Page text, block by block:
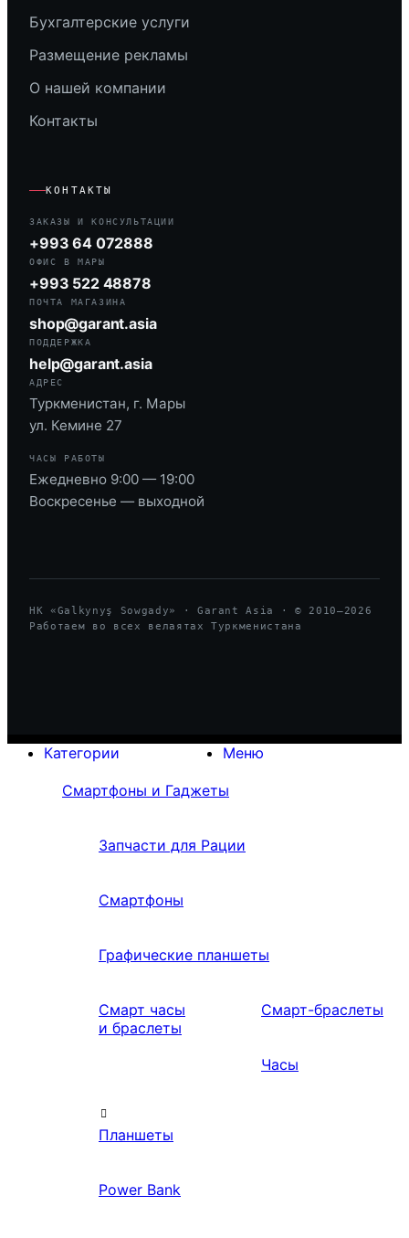
Бухгалтерские услуги
Размещение рекламы
О нашей компании
Контакты
КОНТАКТЫ
ЗАКАЗЫ И КОНСУЛЬТАЦИИ
+993 64 072888
ОФИС В МАРЫ
+993 522 48878
ПОЧТА МАГАЗИНА
shop@garant.asia
ПОДДЕРЖКА
help@garant.asia
АДРЕС
Туркменистан, г. Мары
ул. Кемине 27
ЧАСЫ РАБОТЫ
Ежедневно 9:00 — 19:00
Воскресенье — выходной
HK «Galkynyş Sowgady» · Garant Asia · © 2010—2026
Работаем во всех велаятах Туркменистана
Меню
Категории
Смартфоны и Гаджеты
Запчасти для Рации
Смартфоны
Графические планшеты
Смарт часы
и браслеты
Смарт-браслеты
Часы
Планшеты
Power Bank